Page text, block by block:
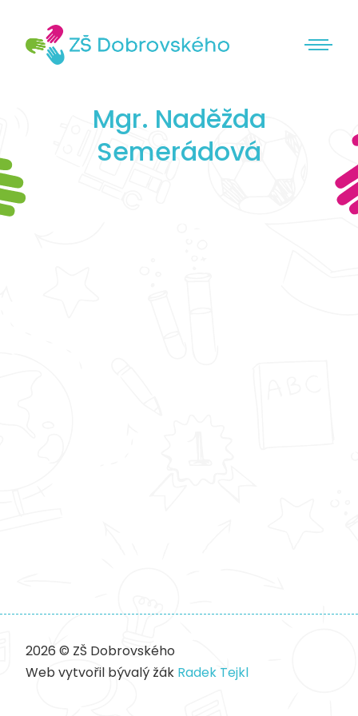
Mgr. Naděžda
Semerádová
2026 © ZŠ Dobrovského
Web vytvořil bývalý žák Radek Tejkl